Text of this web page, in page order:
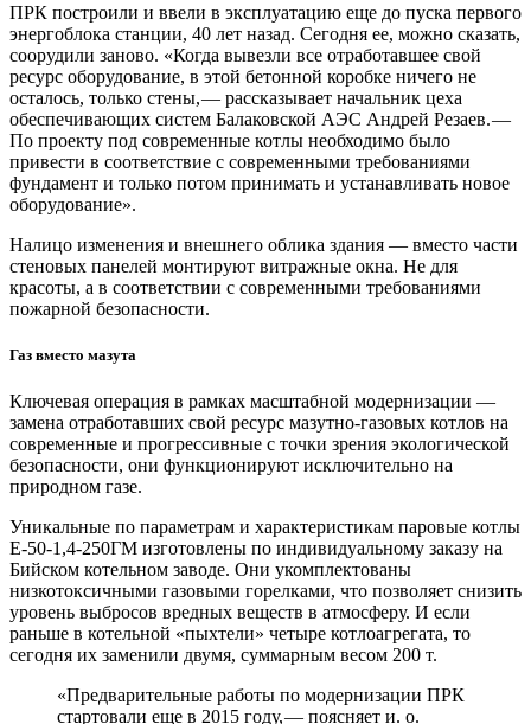
ПРК построили и ввели в эксплуатацию еще до пуска первого
энергоблока станции, 40 лет назад. Сегодня ее, можно сказать,
соорудили заново. «Когда вывезли все отработавшее свой
ресурс оборудование, в этой бетонной коробке ничего не
осталось, только стены, — рассказывает начальник цеха
обеспечивающих систем Балаковской АЭС Андрей Резаев. —
По проекту под современные котлы необходимо было
привести в соответствие с современными требованиями
фундамент и только потом принимать и устанавливать новое
оборудование».
Налицо изменения и внешнего облика здания — вместо части
стеновых панелей монтируют витражные окна. Не для
красоты, а в соответствии с современными требованиями
пожарной безопасности.
Газ вместо мазута
Ключевая операция в рамках масштабной модернизации —
замена отработавших свой ресурс мазутно-газовых котлов на
современные и прогрессивные с точки зрения экологической
безопасности, они функционируют исключительно на
природном газе.
Уникальные по параметрам и характеристикам паровые котлы
Е‑50-1,4-250ГМ изготовлены по индивидуальному заказу на
Бийском котельном заводе. Они укомплектованы
низкотоксичными газовыми горелками, что позволяет снизить
уровень выбросов вредных веществ в атмосферу. И если
раньше в котельной «пыхтели» четыре котлоагрегата, то
сегодня их заменили двумя, суммарным весом 200 т.
«Предварительные работы по модернизации ПРК
стартовали еще в 2015 году, — поясняет и. о.